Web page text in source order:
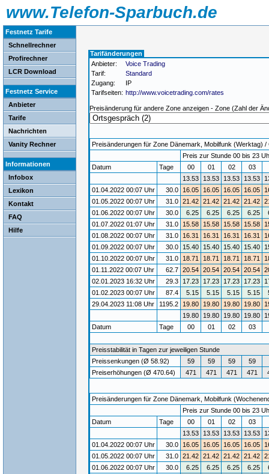
www.Telefon-Sparbuch.de
Festnetz Tarife
Schnellrechner
Profirechner
LCR Download
Festnetz Service
Anbieter
Tarife
Nachrichten
Vanity Rechner
Informationen
Infobox
Lexikon
Kontakt
FAQ
Hilfe
Tarifänderungen
Anbieter:
Voice Trading
Tarif:
Standard
Zugang:
IP
Tarifseiten: http://www.voicetrading.com/rates
Preisänderung für andere Zone anzeigen - Zone (Zahl der
Preisänderungen für Zone Dänemark, Mobilfunk (Werktag) /
Preis zur Stunde 00 bis 23
Datum
Tage 00 01 02 03
13.53
13.53 13.53 13.53
01.04.2022 00:07 Uhr
30.0 16.05 16.05 16.05 16.05
01.05.2022 00:07 Uhr
31.0 21.42 21.42 21.42 21.42
01.06.2022 00:07 Uhr
30.0 6.25 6.25 6.25 6.25
01.07.2022 01:07 Uhr
31.0 15.58 15.58 15.58 15.58
01.08.2022 00:07 Uhr
31.0 16.31 16.31 16.31 16.31
01.09.2022 00:07 Uhr
30.0 15.40 15.40 15.40 15.40
01.10.2022 00:07 Uhr
31.0 18.71 18.71 18.71 18.71
01.11.2022 00:07 Uhr
62.7 20.54 20.54 20.54 20.54
02.01.2023 16:32 Uhr
29.3 17.23 17.23 17.23 17.23
01.02.2023 00:07 Uhr
87.4 5.15 5.15 5.15 5.15
29.04.2023 11:08 Uhr
1195.2 19.80 19.80 19.80 19.80
19.80
19.80 19.80 19.80
Datum
Tage 00 01 02 03
Preisstabilität in Tagen zur jeweiligen Stunde
Preissenkungen (Ø 58.92)
59 59 59 59
Preiserhöhungen (Ø 470.64)
471 471 471 471
Preisänderungen für Zone Dänemark, Mobilfunk
Preis zur Stunde 00 bis 23
Datum
Tage 00 01 02 03
13.53
13.53 13.53 13.53
01.04.2022 00:07 Uhr
30.0 16.05 16.05 16.05 16.05
01.05.2022 00:07 Uhr
31.0 21.42 21.42 21.42 21.42
01.06.2022 00:07 Uhr
30.0 6.25 6.25 6.25 6.25